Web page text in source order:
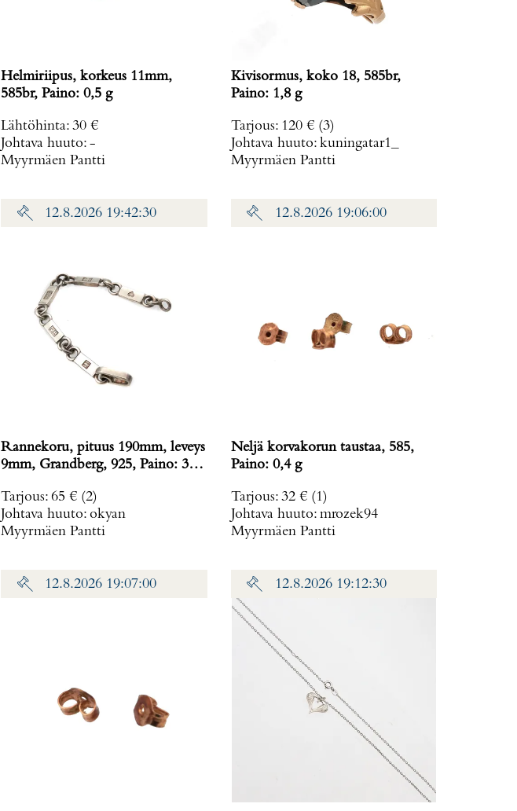
Helmiriipus, korkeus 11mm,
585br, Paino: 0,5 g
Lähtöhinta: 30 €
Johtava huuto: -
Myyrmäen Pantti
Kivisormus, koko 18, 585br,
Paino: 1,8 g
Tarjous: 120 € (3)
Johtava huuto: kuningatar1_
Myyrmäen Pantti
12.8.2026 19:42:30
Rannekoru, pituus 190mm, leveys
9mm, Grandberg, 925, Paino: 38,2
Tarjous: 65 € (2)
Johtava huuto: okyan
Myyrmäen Pantti
12.8.2026 19:06:00
Neljä korvakorun taustaa, 585,
Paino: 0,4 g
Tarjous: 32 € (1)
Johtava huuto: mrozek94
Myyrmäen Pantti
12.8.2026 19:07:00 12.8.2026 19:12:30